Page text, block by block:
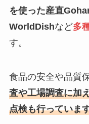
を使った産直
WorldDishなど多
す。
食品の安全や品質
査や工場調査に加
点検も行っていま